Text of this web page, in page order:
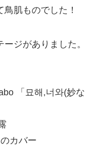
肌ものでした！
ジがありました。
「묘해,너와(妙な
カバー